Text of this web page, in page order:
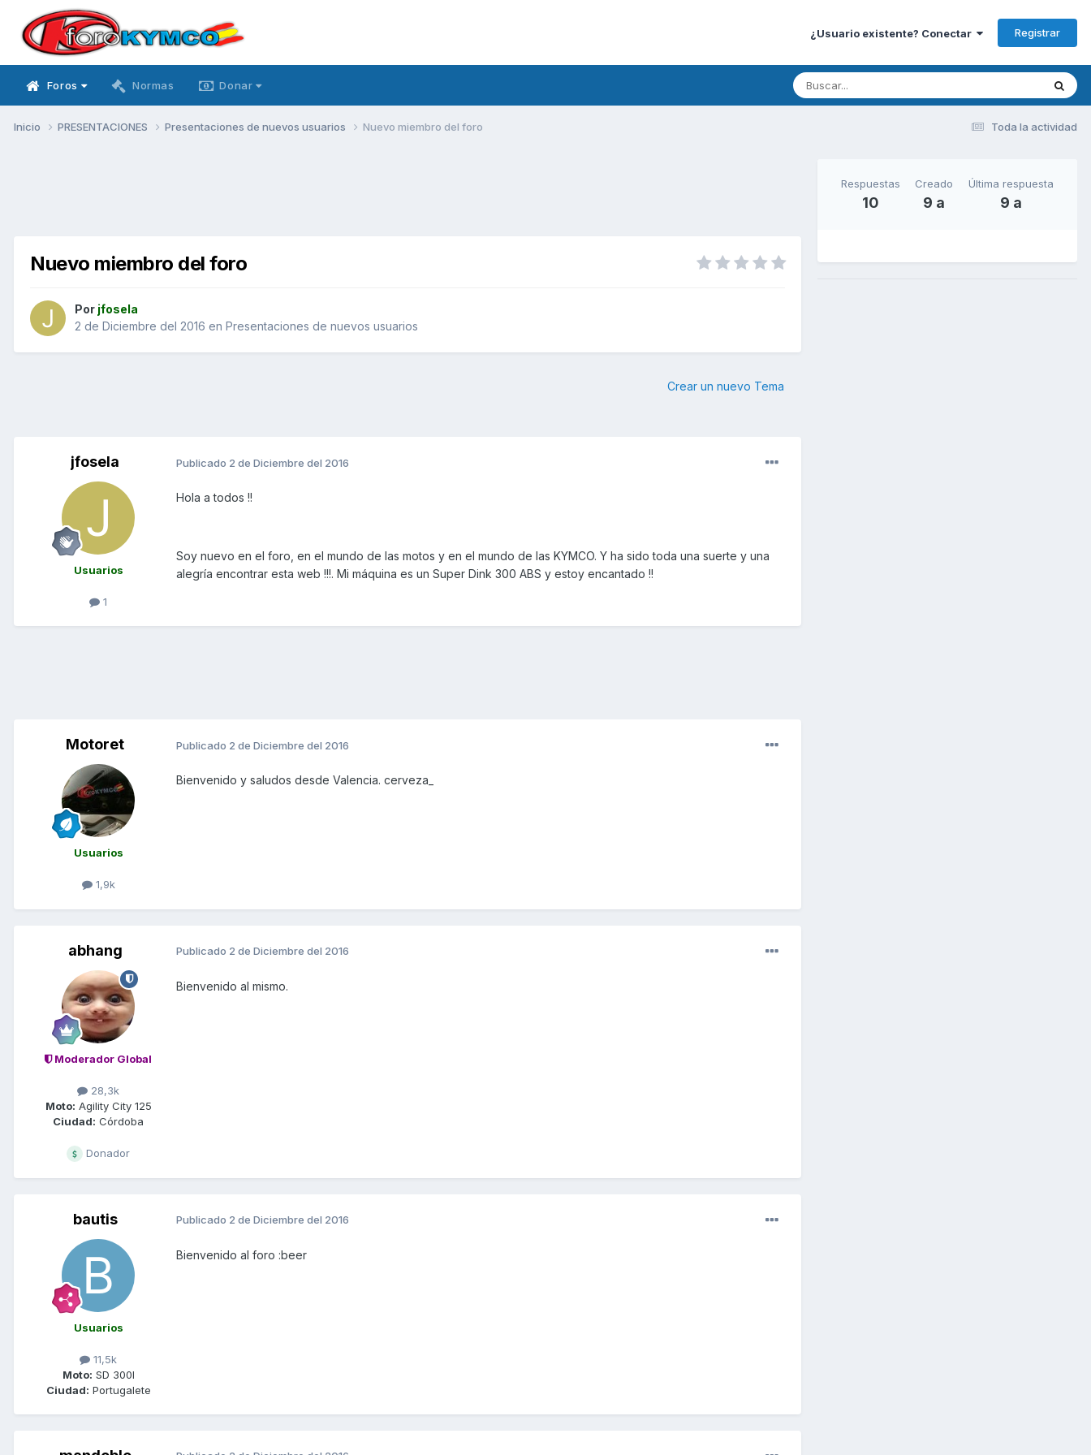
¿Usuario existente? Conectar Registrar
Foros Normas Donar
Toda la actividad
Inicio PRESENTACIONES Presentaciones de nuevos usuarios Nuevo miembro del foro
Nuevo miembro del foro
Por jfosela
2 de Diciembre del 2016 en Presentaciones de nuevos usuarios
Crear un nuevo Tema
jfosela
Usuarios
1
Publicado 2 de Diciembre del 2016
Hola a todos !!
Soy nuevo en el foro, en el mundo de las motos y en el mundo de las KYMCO. Y ha sido toda una suerte y una
alegría encontrar esta web !!!. Mi máquina es un Super Dink 300 ABS y estoy encantado !!
Motoret
Usuarios
1,9k
Publicado 2 de Diciembre del 2016
Bienvenido y saludos desde Valencia. cerveza_
abhang
Moderador Global
28,3k
Moto: Agility City 125
Ciudad: Córdoba
Donador
Publicado 2 de Diciembre del 2016
Bienvenido al mismo.
bautis
Usuarios
11,5k
Moto: SD 300I
Ciudad: Portugalete
Publicado 2 de Diciembre del 2016
Bienvenido al foro :beer
Respuestas
10
Creado
9 a
Última respuesta
9 a